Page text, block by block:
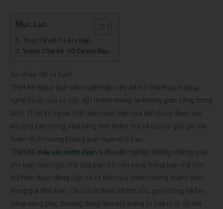
Mục Lục
Thực Tế Hồ Cá Koi Đẹp
Video Chia Sẻ Hồ Cá Koi Đẹp
Xin chào tất cả bạn!
Thiết kế ngoại thất sân vườn hiện nay đã trở thành xu hướng,
nghệ thuật của sự sắp đặt nhằm mang lại không gian sống trong
lành. Thiết kế ngoại thất sân vườn đẹp vừa tận dụng được các
khoảng sân trống, vừa tăng tính thẩm mỹ và tạo sự gần gũi với
thiên nhiên trong không gian ngôi nhà bạn.
Thiết kế mẫu sân vườn đẹpvà chuyên nghiệp không những giúp
cho kiến trúc ngôi nhà của bạn trở nên sang trọng hơn mà còn
thể hiện được đẳng cấp và cá tính của chính những thành viên
trong gia đình bạn. Cây cảnh được chăm sóc, gieo trồng và tạo
dáng công phu, thường dùng làm vật trang trí hay một chi tiết